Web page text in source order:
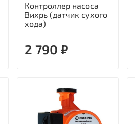
Контроллер насоса
Вихрь (датчик сухого
хода)
2 790 ₽